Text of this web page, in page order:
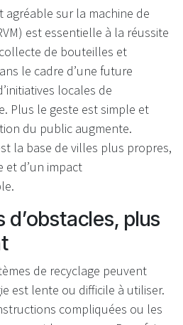
agréable sur la machine de
est essentielle à la réussite
de bouteilles et
le cadre d’une future
locales de
Plus le geste est simple et
du public augmente.
la base de villes plus propres,
et d’un impact
d’obstacles, plus
de recyclage peuvent
est lente ou difficile à utiliser.
compliquées ou les